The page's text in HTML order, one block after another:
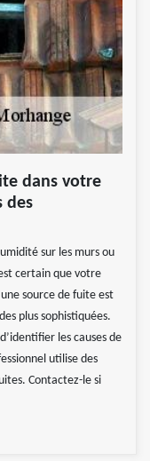
dans votre
des
sur les murs ou
certain que votre
source de fuite est
plus sophistiquées.
les causes de
utilise des
Contactez-le si